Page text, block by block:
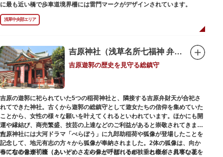
に最も近い橋で歩車道境界柵には雷門マークがデザインされています。
浅草中央部エリア
吉原神社（浅草名所七福神 弁財天）
吉原遊郭の歴史を見守る総鎮守
吉原の遊郭に祀られていた5つの稲荷神社と、隣接する吉原弁財天が合祀さ
れてできた神社。古くから遊郭の総鎮守として遊女たちの信仰を集めていた
ことから、女性の様々な願いを叶えてくれるといわれています。ほかにも開
運や縁結び、商売繁盛、技芸の上達などのご利益があると崇敬されてきまし
た。
春になると逢初桜（あいぞめさくら）と呼ばれるが枝垂れ桜が、見事な花を
吉原神社には大河ドラマ「べらぼう」に九郎助稲荷や狐像が登場したことを
記念して、地元有志の方々から狐像が奉納されました。2体の狐像は、向か
って右の像が「逢（あい）」、左の像が「初（そめ）」と命名されていま